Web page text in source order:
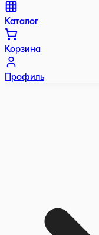
Каталог
Корзина
Профиль